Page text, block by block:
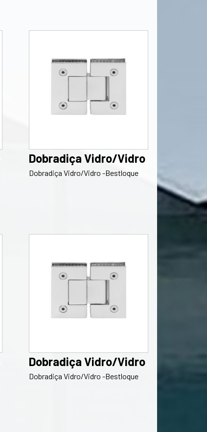
Dobradiça Vidro/Vidro
Dobradiça Vidro/Vidro -Bestloque
Dobradiça Vidro/Vidro
Dobradiça Vidro/Vidro -Bestloque